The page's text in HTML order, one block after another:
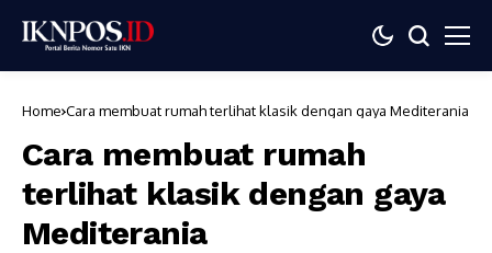
Home Cara membuat rumah terlihat klasik dengan gaya Mediterania
Cara membuat rumah
terlihat klasik dengan gaya
Mediterania